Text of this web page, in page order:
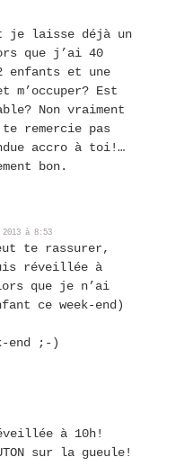
je laisse déjà un
que j’ai 40
enfants et une
m’occuper? Est
Non vraiment
remercie pas
accro à toi!…
bon.
2013 à 8:53
te rassurer,
réveillée à
que je n’ai
ce week-end)
end ;-)
à 10h!
sur la gueule!